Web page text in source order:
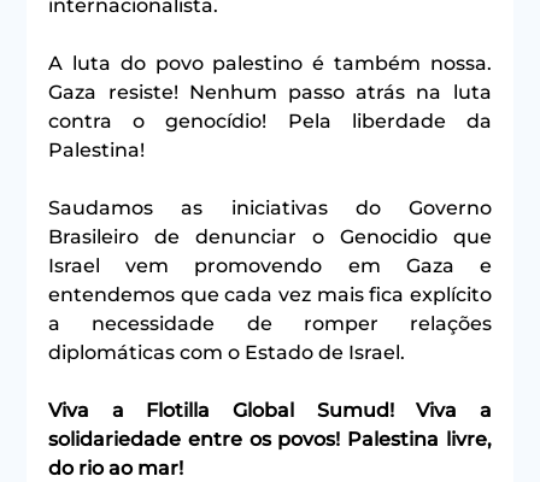
internacionalista.
A luta do povo palestino é também nossa.
Gaza resiste! Nenhum passo atrás na luta
contra o genocídio! Pela liberdade da
Palestina!
Saudamos as iniciativas do Governo
Brasileiro de denunciar o Genocidio que
Israel vem promovendo em Gaza e
entendemos que cada vez mais fica explícito
a necessidade de romper relações
diplomáticas com o Estado de Israel.
Viva a Flotilla Global Sumud! Viva a
solidariedade entre os povos! Palestina livre,
do rio ao mar!